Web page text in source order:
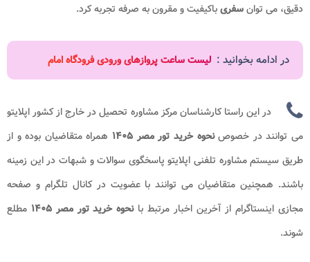
دقیق، می توانسفریباکیفیت و مقرون به صرفه تجربه کرد.
در ادامه بخوانید : لیست ساعت پروازهای ورودی فرودگاه امام
در این راستا کارشناسان مرکز مشاوره تحصیل در خارج از کشور اپلایتو
می توانند در خصوصنحوه خرید تور مصر ۱۴۰۵ همراه متقاضیان بوده و از
طریق سیستم مشاوره تلفنی اپلایتو پاسخگوی سوالات و شبهات در این زمینه
باشند. همچنین متقاضیان می توانند با عضویت در کانال تلگرام و صفحه
مجازی اینستاگرام از آخرین اخبار مرتبط بانحوه خرید تور مصر۱۴۰۵ مطلع
شوند.